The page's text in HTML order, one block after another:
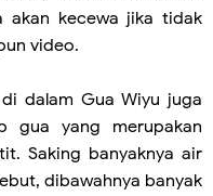
akan kecewa jika tidak
video.
dalam Gua Wiyu juga
yang merupakan
Saking banyaknya air
dibawahnya banyak